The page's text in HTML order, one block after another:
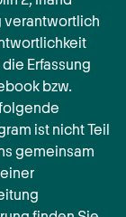
verantwortlich
Erfassung
bzw.
ist nicht Teil
gemeinsam